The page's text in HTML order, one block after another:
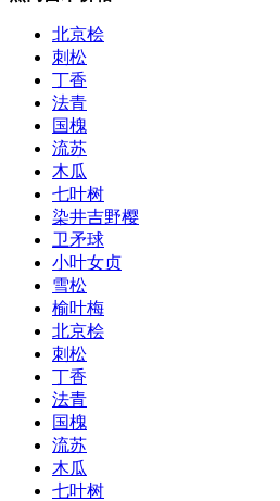
北京桧
刺松
丁香
法青
国槐
流苏
木瓜
七叶树
染井吉野樱
卫矛球
小叶女贞
雪松
榆叶梅
北京桧
刺松
丁香
法青
国槐
流苏
木瓜
七叶树